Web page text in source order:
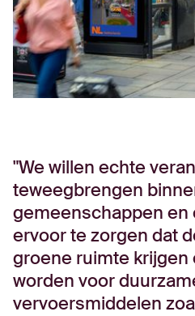
We willen echte
teweegbrengen
gemeenschappen en
ervoor te zorgen dat
groene ruimte krijgen
worden voor
vervoersmiddelen